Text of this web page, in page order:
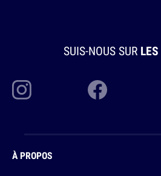
SUIS-NOUS SUR
À PROPOS